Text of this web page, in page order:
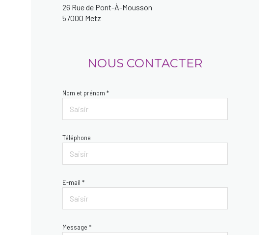
26 Rue de Pont-À-Mousson
57000 Metz
NOUS CONTACTER
Nom et prénom *
Téléphone
E-mail *
Message *